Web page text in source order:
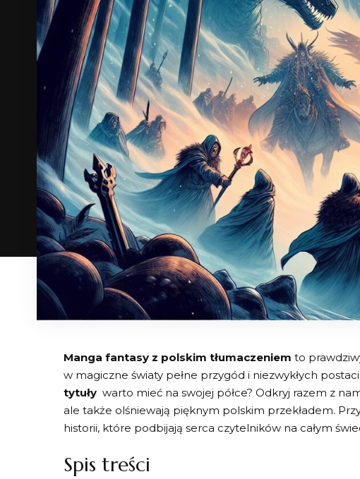
Manga⁤ fantasy z polskim tłumaczeniem to
w magiczne światy pełne przygód i ‍niezwykłych postaci.⁣
tytuły
warto mieć na swojej ‌półce? Odkryj razem z‌
ale⁣ także olśniewają ‌pięknym⁣ polskim⁢ przekładem.
historii, które podbijają serca ​czytelników na całym
Spis treści